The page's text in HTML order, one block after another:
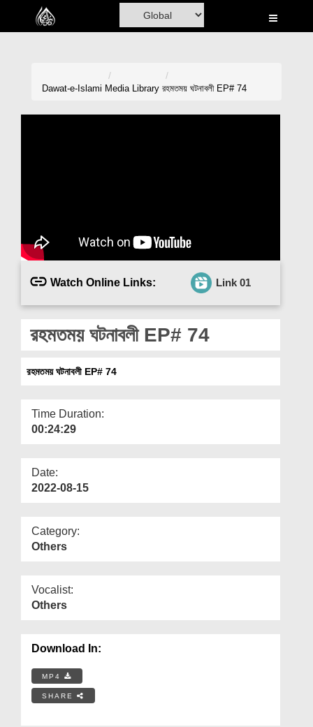
Home
Blog
Magazine
Our Websites
More
Dawat-e-Islami Media Library রহমতময় ঘটনাবলী EP# 74
Watch Online Links: Link 01
রহমতময় ঘটনাবলী EP# 74
রহমতময় ঘটনাবলী EP# 74
Time Duration:
00:24:29
Date:
2022-08-15
Category:
Others
Vocalist:
Others
Download In:
MP4
SHARE